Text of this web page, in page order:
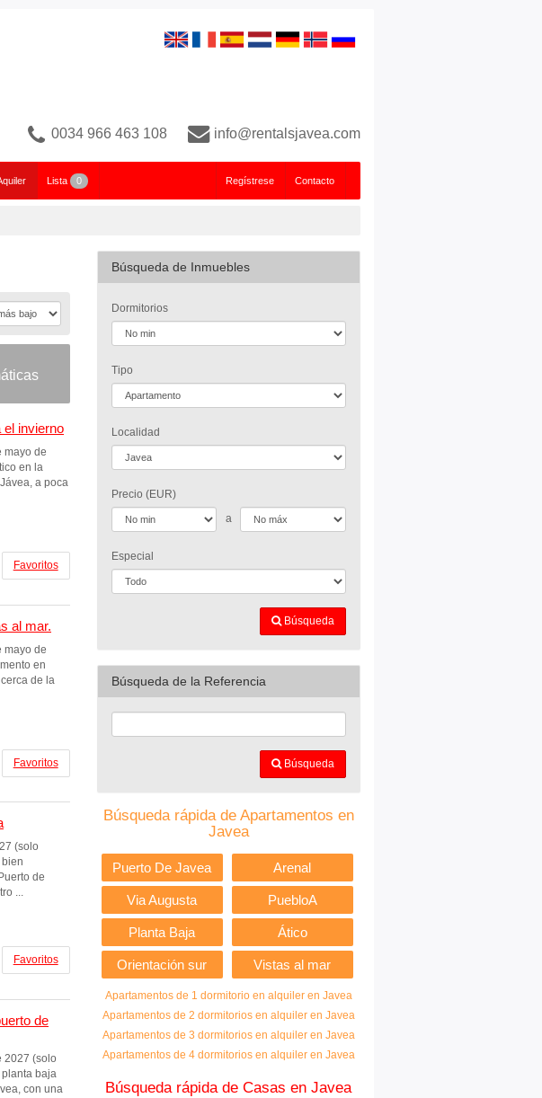
0034 966 463 108 info@rentalsjavea.com
Lista 0 Regístrese Contacto
el invierno
mayo de
en la
a poca
Favoritos
al mar.
mayo de
en
de la
Favoritos
(solo
de
...
Favoritos
de
2027 (solo
baja
con una
Búsqueda de Inmuebles
Dormitorios
Tipo
Localidad
Precio (EUR)
a
Especial
Búsqueda
Búsqueda de la Referencia
Búsqueda
Búsqueda rápida de Apartamentos en
Javea
Puerto De Javea Arenal
Via Augusta PuebloA
Planta Baja Ático
Orientación sur Vistas al mar
Apartamentos de 1 dormitorio en alquiler en Javea
Apartamentos de 2 dormitorios en alquiler en Javea
Apartamentos de 3 dormitorios en alquiler en Javea
Apartamentos de 4 dormitorios en alquiler en Javea
Búsqueda rápida de Casas en Javea